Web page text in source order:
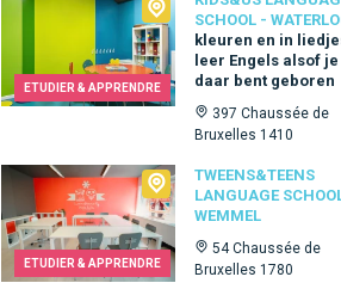
ETUDIER & APPRENDRE
SCHOOL -
kleuren en in
leer Engels alsof je
daar bent geboren
397 Chaussée de
Bruxelles 1410
ETUDIER & APPRENDRE
TWEENS&TEENS
LANGUAGE
WEMMEL
54 Chaussée de
Bruxelles 1780
Tweens&Teens language school Wemmel